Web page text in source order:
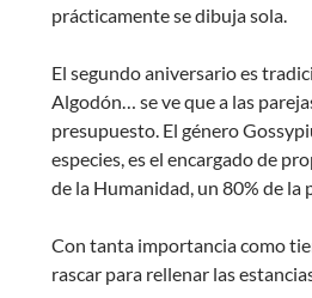
prácticamente se dibuja sola.
El segundo aniversario es
Algodón… se ve que a las
presupuesto. El género
especies, es el encargado de
de la Humanidad, un 80% de
Con tanta importancia como
rascar para rellenar las